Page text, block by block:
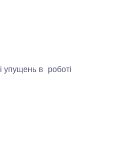
упущень в роботі